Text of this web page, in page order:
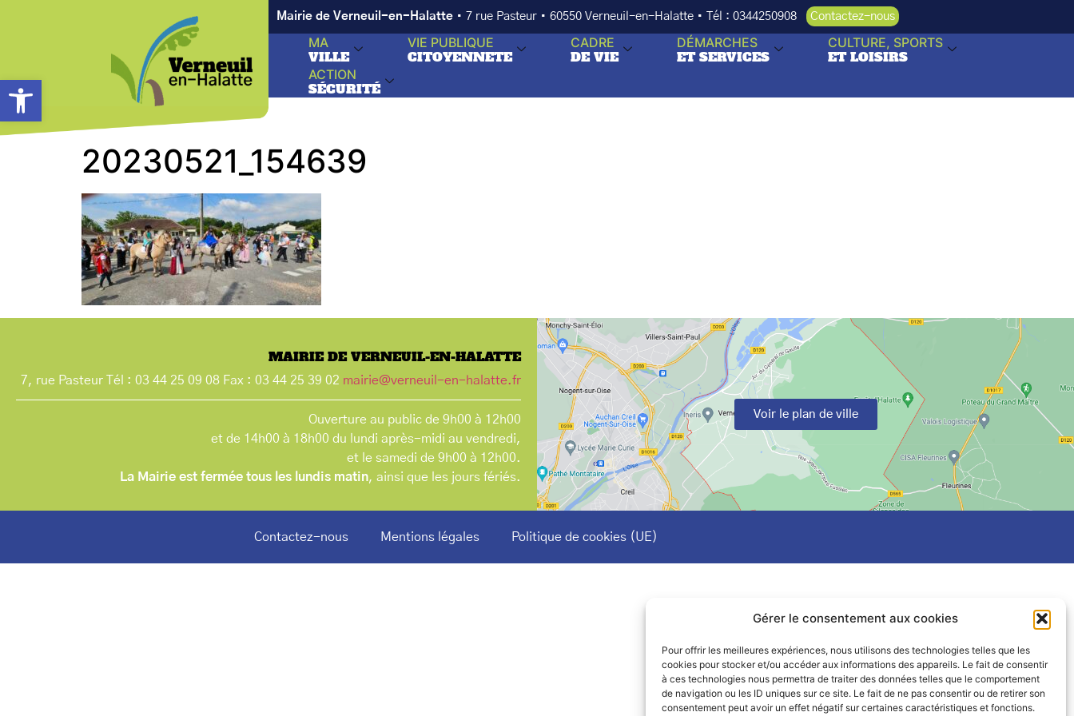
Ouvrir la barre d’outils
Gérer le consentement aux cookies
Pour offrir les meilleures expériences, nous utilisons des technologies telles que les
cookies pour stocker et/ou accéder aux informations des appareils. Le fait de consentir
à ces technologies nous permettra de traiter des données telles que le comportement
de navigation ou les ID uniques sur ce site. Le fait de ne pas consentir ou de retirer son
consentement peut avoir un effet négatif sur certaines caractéristiques et fonctions.
Mairie de Verneuil-en-Halatte • 7 rue Pasteur • 60550 Verneuil-en-Halatte • Tél : 0344250908 Contactez-nous
MA
VILLE
VIE PUBLIQUE
CITOYENNETE
CADRE
DE VIE
DÉMARCHES
ET SERVICES
CULTURE, SPORTS
ET LOISIRS
ACTION
SÉCURITÉ
20230521_154639
MAIRIE DE VERNEUIL-EN-HALATTE
7, rue Pasteur Tél : 03 44 25 09 08 Fax : 03 44 25 39 02 mairie@verneuil-en-halatte.fr
Ouverture au public de 9h00 à 12h00
et de 14h00 à 18h00 du lundi après-midi au vendredi,
et le samedi de 9h00 à 12h00.
La Mairie est fermée tous les lundis matin, ainsi que les jours fériés.
Voir le plan de ville
Contactez-nous Mentions légales Politique de cookies (UE)